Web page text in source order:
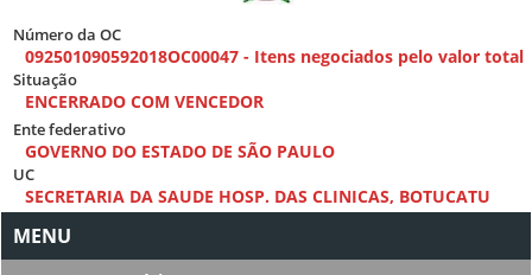
Número da OC
092501090592018OC00047 - Itens negociados pelo valor total
Situação
ENCERRADO COM VENCEDOR
Ente federativo
GOVERNO DO ESTADO DE SÃO PAULO
UC
SECRETARIA DA SAUDE HOSP. DAS CLINICAS, BOTUCATU